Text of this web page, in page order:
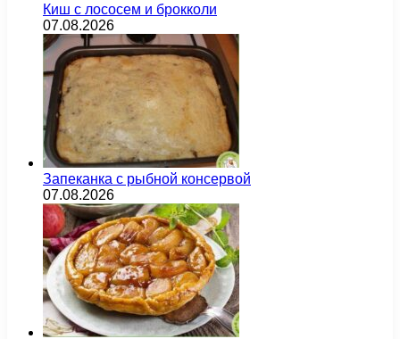
Киш с лососем и брокколи
07.08.2026
Запеканка с рыбной консервой
07.08.2026